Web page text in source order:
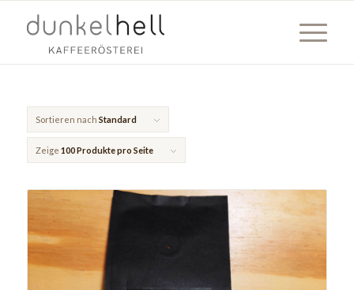
Sortieren nach Standard
Zeige 100 Produkte pro Seite